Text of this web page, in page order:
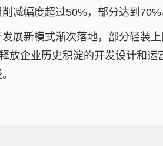
减幅度超过50%，部分达到70%
展新模式渐次落地，部分轻装
放企业历史积淀的开发设计和